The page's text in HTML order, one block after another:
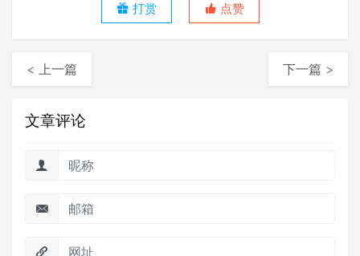
打赏 点赞
< 上一篇 下一篇 >
文章评论